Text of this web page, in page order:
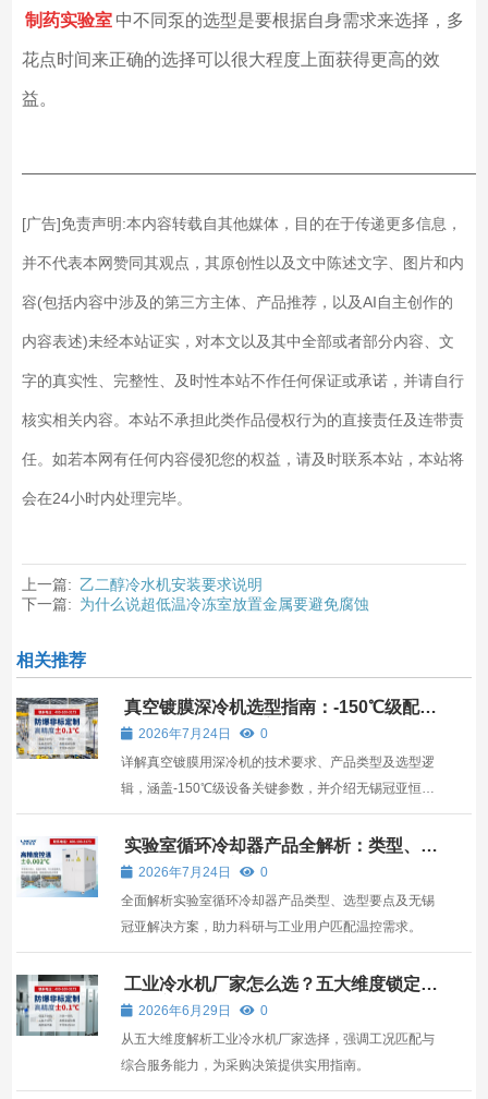
制药实验室 中不同泵的选型是要根据自身需求来选择，多
花点时间来正确的选择可以很大程度上面获得更高的效
益。
[广告]免责声明:本内容转载自其他媒体，目的在于传递更多信息，
并不代表本网赞同其观点，其原创性以及文中陈述文字、图片和内
容(包括内容中涉及的第三方主体、产品推荐，以及AI自主创作的
内容表述)未经本站证实，对本文以及其中全部或者部分内容、文
字的真实性、完整性、及时性本站不作任何保证或承诺，并请自行
核实相关内容。本站不承担此类作品侵权行为的直接责任及连带责
任。如若本网有任何内容侵犯您的权益，请及时联系本站，本站将
会在24小时内处理完毕。
上一篇: 乙二醇冷水机安装要求说明
下一篇: 为什么说超低温冷冻室放置金属要避免腐蚀
相关推荐
真空镀膜深冷机选型指南：-150℃级配套
设备与无锡冠亚方案解析
2026年7月24日
0
详解真空镀膜用深冷机的技术要求、产品类型及选型逻
辑，涵盖-150℃级设备关键参数，并介绍无锡冠亚恒温
制冷的配套方案。
实验室循环冷却器产品全解析：类型、选
型与无锡冠亚方案指南
2026年7月24日
0
全面解析实验室循环冷却器产品类型、选型要点及无锡
冠亚解决方案，助力科研与工业用户匹配温控需求。
工业冷水机厂家怎么选？五大维度锁定高
匹配度供应商
2026年6月29日
0
从五大维度解析工业冷水机厂家选择，强调工况匹配与
综合服务能力，为采购决策提供实用指南。